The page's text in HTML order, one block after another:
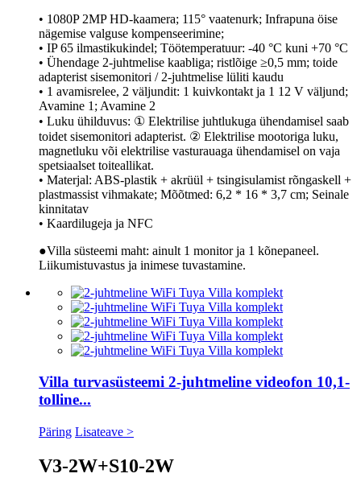
• 1080P 2MP HD-kaamera; 115° vaatenurk; Infrapuna öise
nägemise valguse kompenseerimine;
• IP 65 ilmastikukindel; Töötemperatuur: -40 °C kuni +70 °C
• Ühendage 2-juhtmelise kaabliga; ristlõige ≥0,5 mm; toide
adapterist sisemonitori / 2-juhtmelise lüliti kaudu
• 1 avamisrelee, 2 väljundit: 1 kuivkontakt ja 1 12 V väljund;
Avamine 1; Avamine 2
• Luku ühilduvus: ① Elektrilise juhtlukuga ühendamisel saab
toidet sisemonitori adapterist. ② Elektrilise mootoriga luku,
magnetluku või elektrilise vasturauaga ühendamisel on vaja
spetsiaalset toiteallikat.
• Materjal: ABS-plastik + akrüül + tsingisulamist rõngaskell +
plastmassist vihmakate; Mõõtmed: 6,2 * 16 * 3,7 cm; Seinale
kinnitatav
• Kaardilugeja ja NFC
●Villa süsteemi maht: ainult 1 monitor ja 1 kõnepaneel.
Liikumistuvastus ja inimese tuvastamine.
Villa turvasüsteemi 2-juhtmeline videofon 10,1-
tolline...
Päring Lisateave >
V3-2W+S10-2W